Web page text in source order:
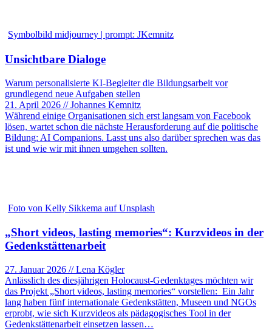
Symbolbild midjourney | prompt: JKemnitz
Unsichtbare Dialoge
Warum personalisierte KI-Begleiter die Bildungsarbeit vor
grundlegend neue Aufgaben stellen
21. April 2026 // Johannes Kemnitz
Während einige Organisationen sich erst langsam von Facebook
lösen, wartet schon die nächste Herausforderung auf die politische
Bildung: AI Companions. Lasst uns also darüber sprechen was das
ist und wie wir mit ihnen umgehen sollten.
Foto von Kelly Sikkema auf Unsplash
„Short videos, lasting memories“: Kurzvideos in der
Gedenkstättenarbeit
27. Januar 2026 // Lena Kögler
Anlässlich des diesjährigen Holocaust-Gedenktages möchten wir
das Projekt „Short videos, lasting memories“ vorstellen: Ein Jahr
lang haben fünf internationale Gedenkstätten, Museen und NGOs
erprobt, wie sich Kurzvideos als pädagogisches Tool in der
Gedenkstättenarbeit einsetzen lassen…